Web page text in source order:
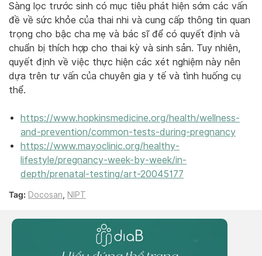
Sàng lọc trước sinh có mục tiêu phát hiện sớm các vấn
đề về sức khỏe của thai nhi và cung cấp thông tin quan
trọng cho bậc cha mẹ và bác sĩ để có quyết định và
chuẩn bị thích hợp cho thai kỳ và sinh sản. Tuy nhiên,
quyết định về việc thực hiện các xét nghiệm này nên
dựa trên tư vấn của chuyên gia y tế và tình huống cụ
thể.
https://www.hopkinsmedicine.org/health/wellness-
and-prevention/common-tests-during-pregnancy
https://www.mayoclinic.org/healthy-
lifestyle/pregnancy-week-by-week/in-
depth/prenatal-testing/art-20045177
Tag: Docosan, NIPT